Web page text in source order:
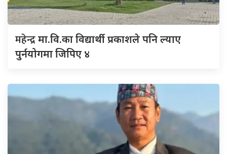
महेन्द्रमा.वि.का विद्यार्थी प्रकाशले पनि ल्याए
पुर्नयोगमा जिपिए ४